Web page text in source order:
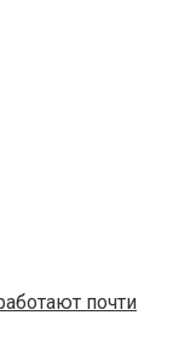
почти